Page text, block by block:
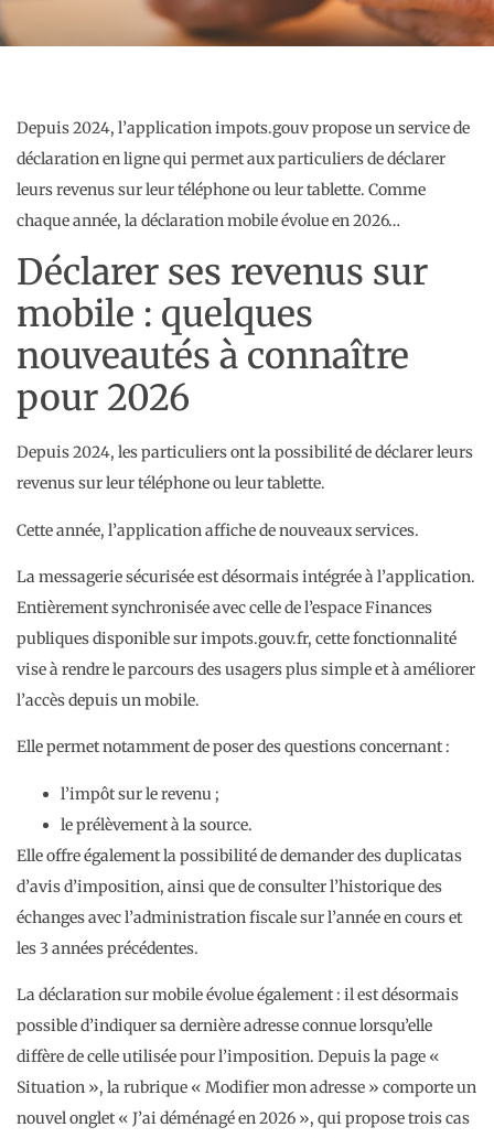
Depuis 2024, l’application impots.gouv propose un service de
déclaration en ligne qui permet aux particuliers de déclarer
leurs revenus sur leur téléphone ou leur tablette. Comme
chaque année, la déclaration mobile évolue en 2026…
Déclarer ses revenus sur
mobile : quelques
nouveautés à connaître
pour 2026
Depuis 2024, les particuliers ont la possibilité de déclarer leurs
revenus sur leur téléphone ou leur tablette.
Cette année, l’application affiche de nouveaux services.
La messagerie sécurisée est désormais intégrée à l’application.
Entièrement synchronisée avec celle de l’espace Finances
publiques disponible sur impots.gouv.fr, cette fonctionnalité
vise à rendre le parcours des usagers plus simple et à améliorer
l’accès depuis un mobile.
Elle permet notamment de poser des questions concernant :
l’impôt sur le revenu ;
le prélèvement à la source.
Elle offre également la possibilité de demander des duplicatas
d’avis d’imposition, ainsi que de consulter l’historique des
échanges avec l’administration fiscale sur l’année en cours et
les 3 années précédentes.
La déclaration sur mobile évolue également : il est désormais
possible d’indiquer sa dernière adresse connue lorsqu’elle
diffère de celle utilisée pour l’imposition. Depuis la page «
Situation », la rubrique « Modifier mon adresse » comporte un
nouvel onglet « J’ai déménagé en 2026 », qui propose trois cas